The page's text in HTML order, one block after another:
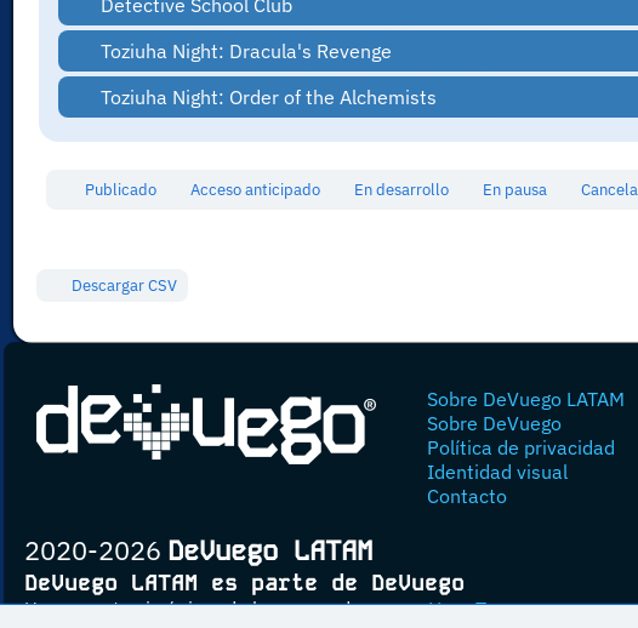
Detective School Club
Toziuha Night: Dracula's Revenge
Toziuha Night: Order of the Alchemists
Publicado Acceso anticipado En desarrollo En pausa
Descargar CSV
Sobre DeVuego LATAM
Sobre DeVuego
Política de privacidad
Identidad visual
Contacto
2020-2026 DeVuego LATAM
DeVuego LATAM es parte de DeVuego
Un proyecto sin ánimo de lucro creado por Yova Turnes